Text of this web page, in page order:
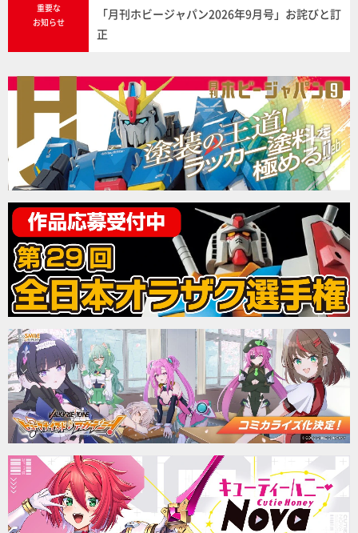
重要な
お知らせ
「月刊ホビージャパン2026年9月号」お詫びと訂
正